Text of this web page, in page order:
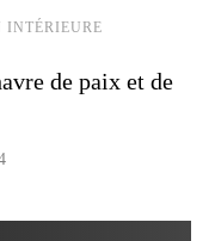
INTÉRIEURE
de paix et de